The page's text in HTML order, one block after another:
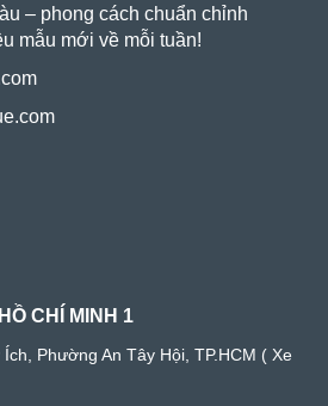
– phong cách chuẩn chỉnh
mẫu mới về mỗi tuần!
CHÍ MINH 1
Phường An Tây Hội, TP.HCM ( Xe